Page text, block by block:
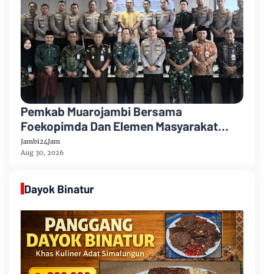
Pemkab Muarojambi Bersama
Foekopimda Dan Elemen Masyarakat
Menyatakan Sikap Dengan Tegas Tolak
Keberadaan Geng Motor
Jambi24Jam
Aug 30, 2026
Dayok Binatur